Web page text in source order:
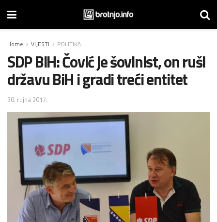
Home VIJESTI POLITIKA
SDP BiH: Čović je šovinist, on ruši
državu BiH i gradi treći entitet
30. rujna 2017.